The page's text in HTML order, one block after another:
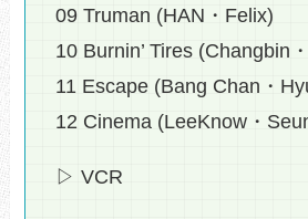
09 Truman (HAN・Felix)
10 Burnin’ Tires (Changbin
11 Escape (Bang Chan・
12 Cinema (LeeKnow・
▷ VCR